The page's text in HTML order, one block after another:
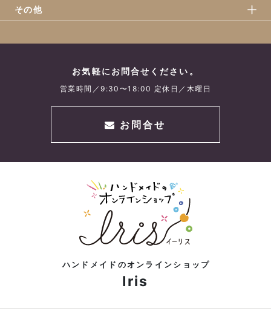
その他
お気軽にお問合せください。
営業時間／9:30〜18:00 定休日／木曜日
お問合せ
ハンドメイドのオンラインショップ
Iris